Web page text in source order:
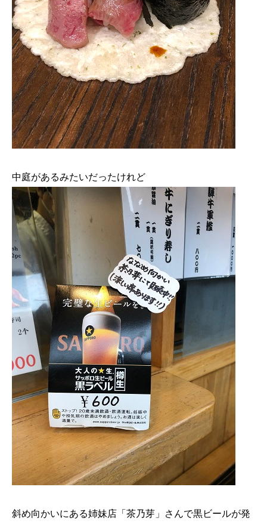
中庭があるみたいだったけれど
斜め向かいにある姉妹店「茶乃芽」さんで黒ビールが発